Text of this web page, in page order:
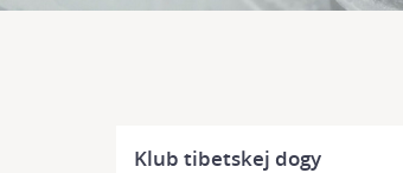
Klub tibetskej dogy